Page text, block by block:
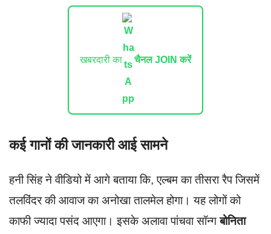
खबरदारी का चैनल JOIN करें
कई गानों की जानकारी आई सामने
हनी सिंह ने वीडियो में आगे बताया कि, एल्बम का तीसरा रैप जिसमें
तलविंदर की आवाज का अनोखा तालमेल होगा। यह लोगों को
काफी ज्यादा पसंद आएगा। इसके अलावा पांचवा सॉन्गबोनिता